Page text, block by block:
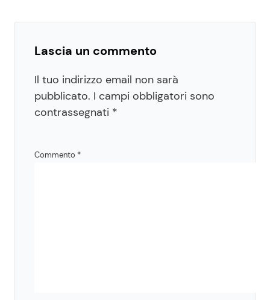
Lascia un commento
Il tuo indirizzo email non sarà
pubblicato. I campi obbligatori sono
contrassegnati *
Commento *